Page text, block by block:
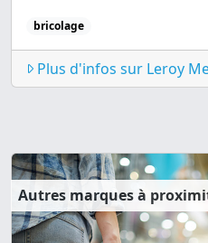
bricolage
Plus d'infos sur Leroy
Autres marques à